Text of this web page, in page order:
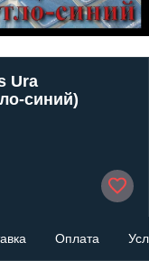
Ura
синий)
Оплата